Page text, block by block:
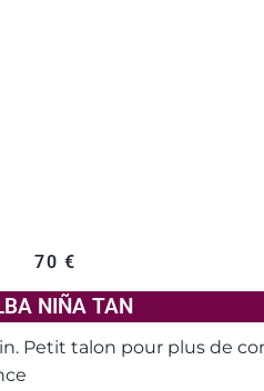
70€
NIÑA TAN
Petit talon pour plus de